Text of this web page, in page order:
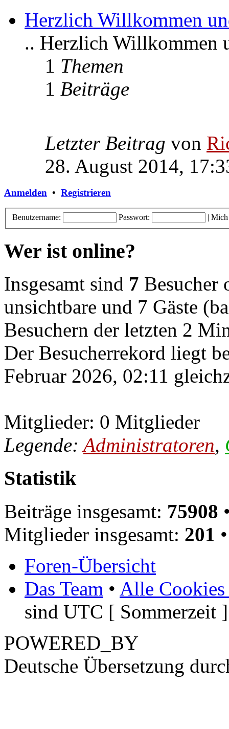
Herzlich Willkommen
.. Herzlich Willkommen
1 Themen
1 Beiträge
Letzter Beitrag von
28. August 2014,
Anmelden • Registrieren
Benutzername: Passwort: | Mich
Wer ist online?
Insgesamt sind 7 Besucher
unsichtbare und 7 Gäste
Besuchern der letzten 2
Der Besucherrekord liegt
Februar 2026, 02:11
Mitglieder: 0 Mitglieder
Legende:Administratoren,
Statistik
Beiträge insgesamt: 75908
Mitglieder insgesamt: 201
Foren-Übersicht
Das Team • Alle Cookies
sind UTC [ Sommerzeit ]
POWERED_BY
Deutsche Übersetzung